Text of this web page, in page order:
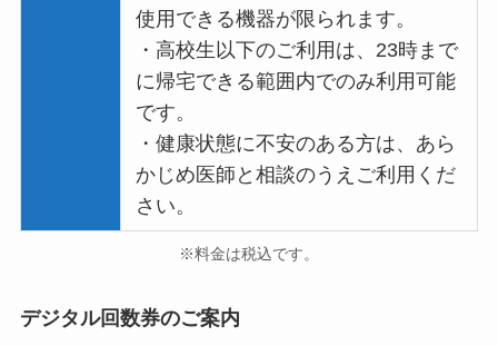
使用できる機器が限られます。
・高校生以下のご利用は、23時まで
に帰宅できる範囲内でのみ利用可能
です。
・健康状態に不安のある方は、あら
かじめ医師と相談のうえご利用くだ
さい。
※料金は税込です。
デジタル回数券のご案内